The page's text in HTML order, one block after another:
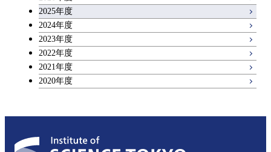
原子核工学コース
物質・情報卓越コース
2025年度
2024年度
2023年度
2022年度
2021年度
2020年度